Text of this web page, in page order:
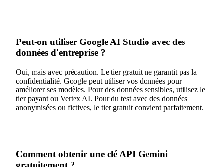
Peut-on utiliser Google AI Studio avec des
données d'entreprise ?
Oui, mais avec précaution. Le tier gratuit ne garantit pas la
confidentialité, Google peut utiliser vos données pour
améliorer ses modèles. Pour des données sensibles, utilisez le
tier payant ou Vertex AI. Pour du test avec des données
anonymisées ou fictives, le tier gratuit convient parfaitement.
Comment obtenir une clé API Gemini